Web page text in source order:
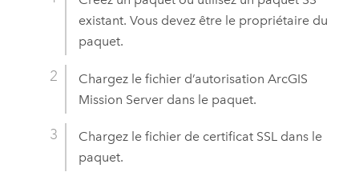
existant. Vous devez être le propriétaire du
paquet.
Chargez le fichier d’autorisationArcGIS
Mission Server dans le paquet.
Chargez le fichier de certificat SSL dans le
paquet.